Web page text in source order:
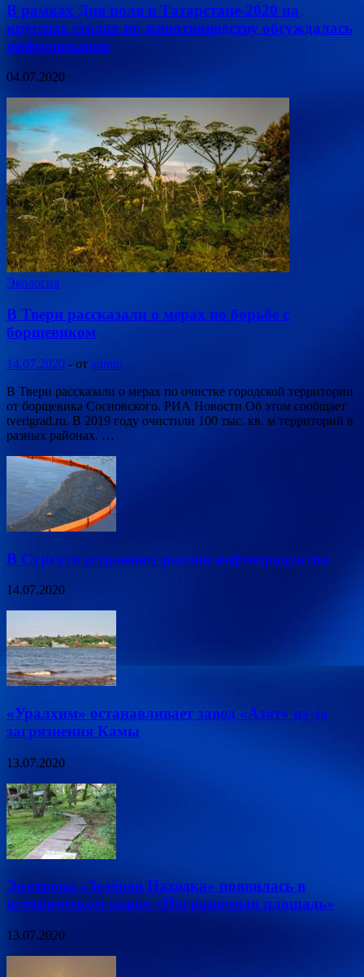
В рамках Дня поля в Татарстане-2020 на
круглых столах по животноводству обсуждалась
цифровизация
04.07.2020
Экология
В Твери рассказали о мерах по борьбе с
борщевиком
14.07.2020 - от admin
В Твери рассказали о мерах по очистке городской территории
от борщевика Сосновского. РИА Новости Об этом сообщает
tverigrad.ru. В 2019 году очистили 100 тыс. кв. м территорий в
разных районах. …
В Сургуте устраняют разлив нефтепродуктов
14.07.2020
«Уралхим» останавливает завод «Азот» из-за
загрязнения Камы
13.07.2020
Экотропа «Зелёная Находка» появилась в
историческом парке «Пограничная площадь»
13.07.2020